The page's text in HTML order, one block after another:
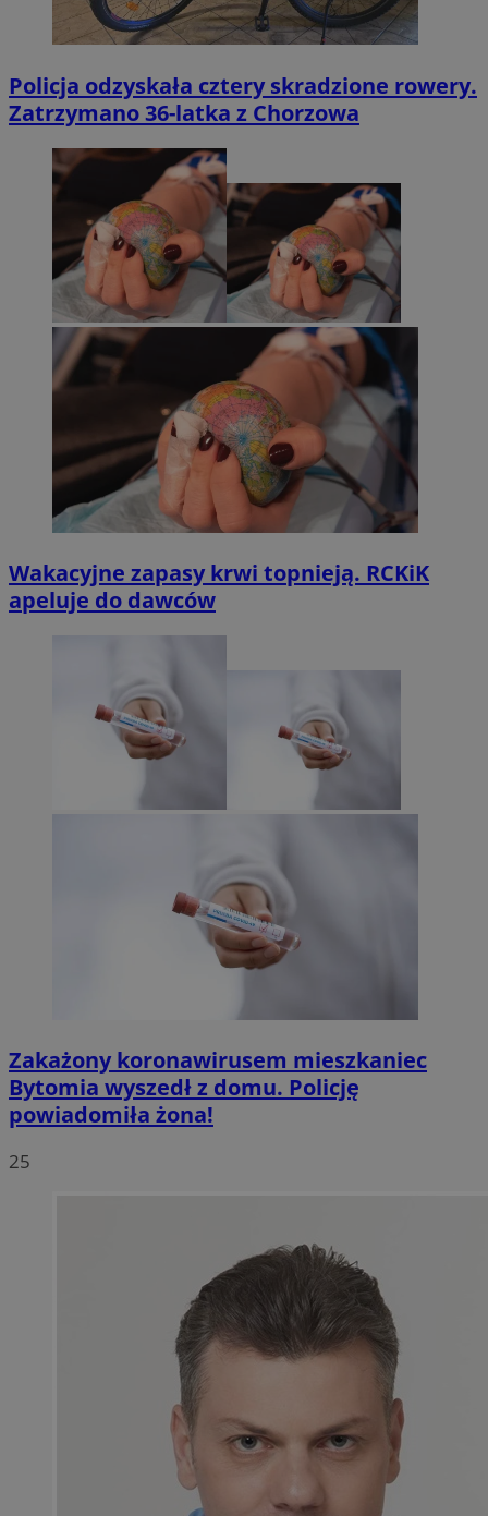
Policja odzyskała cztery skradzione rowery.
Zatrzymano 36-latka z Chorzowa
Wakacyjne zapasy krwi topnieją. RCKiK
apeluje do dawców
Zakażony koronawirusem mieszkaniec
Bytomia wyszedł z domu. Policję
powiadomiła żona!
25